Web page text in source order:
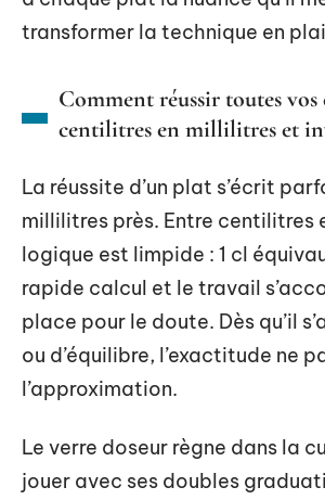
transformer la technique en
Comment réussir toutes vos
centilitres en millilitres et
La réussite d’un plat s’écrit
millilitres près. Entre centilitres
logique est limpide : 1 cl
rapide calcul et le travail
place pour le doute. Dès qu’il
ou d’équilibre, l’exactitude ne
l’approximation.
Le verre doseur règne dans la
jouer avec ses doubles